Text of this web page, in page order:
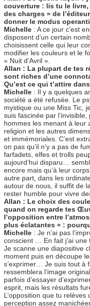
couverture : lis tu le
des charges » de
donner le modus
Michelle : A ce jour c’est
disposent d’un certain
choisissent celle qui leur
modifier les couleurs et le
« Nuit d’Avril ».
Allan : La plupart de tes
sont riches d’une
Qu’est ce qui t’attire
Michelle : Il y a quelques
société a été refusée. Le
mystique ou une Miss Tic,
suis fascinée par
hommes les menant à leur
religion et les autres
et immémoriales. C’est
on pas qu’il n’y a pas de
farfadets, elfes et trolls
aujourd’hui disparu…
encore mais qu’à leur
autre part, dans les
autour de nous, il suffit de
rester humble pour vivre
Allan : Le choix des
quand on regarde tes
l’opposition entre
plus éclatantes » :
Michelle : Je n’ai pas
conscient … En fait j’ai
Je scanne une diapositive
moment puis en découpe
s’exprimer… Je suis tout à
ressemblera l’image
parfois d’essayer
esprit, mais les résultats
L’opposition que tu
perception assez